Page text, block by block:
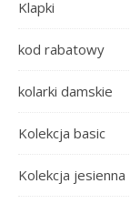
Klapki
kod rabatowy
kolarki damskie
Kolekcja basic
Kolekcja jesienna